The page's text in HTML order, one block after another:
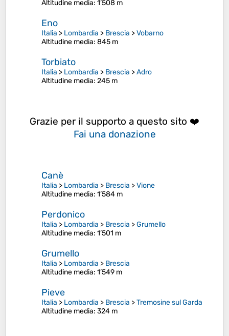
Altitudine media: 1’508 m
Eno
Italia > Lombardia > Brescia >Vobarno
Altitudine media: 845 m
Torbiato
Italia > Lombardia > Brescia >Adro
Altitudine media: 245 m
Grazie per il supporto a questo sito ❤️
Fai una donazione
Canè
Italia > Lombardia > Brescia >Vione
Altitudine media: 1’584 m
Perdonico
Italia > Lombardia > Brescia >Grumello
Altitudine media: 1’501 m
Grumello
Italia > Lombardia > Brescia
Altitudine media: 1’549 m
Pieve
Italia > Lombardia > Brescia >Tremosine sul Garda
Altitudine media: 324 m